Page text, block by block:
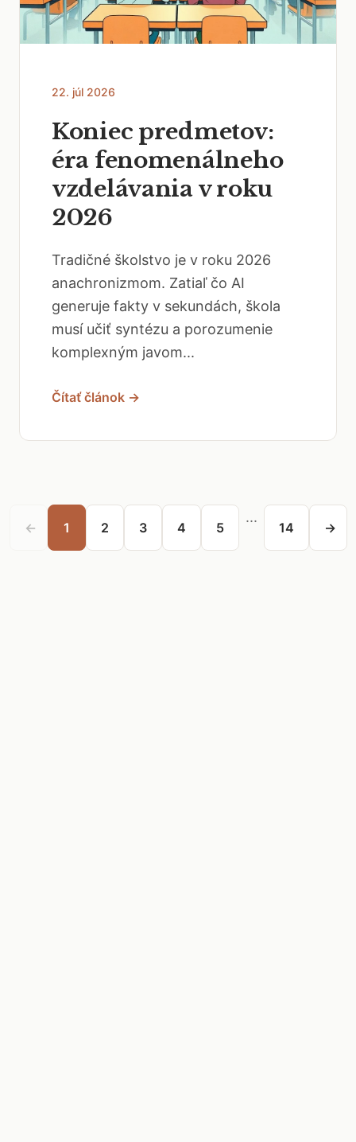
22. júl 2026
Koniec predmetov:
éra fenomenálneho
vzdelávania v roku
2026
Tradičné školstvo je v roku 2026
anachronizmom. Zatiaľ čo AI
generuje fakty v sekundách, škola
musí učiť syntézu a porozumenie
komplexným javom...
Čítať článok →
← 1 2 3 4 5
...
14 →